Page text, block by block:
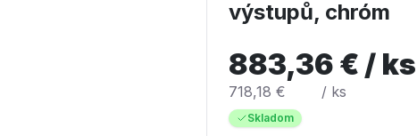
výstupů, chróm
883,36 € / ks
718,18 € / ks
Skladom